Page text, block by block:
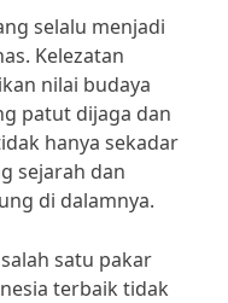
selalu menjadi
Kelezatan
nilai budaya
patut dijaga dan
hanya sekadar
sejarah dan
di dalamnya.
satu pakar
terbaik tidak